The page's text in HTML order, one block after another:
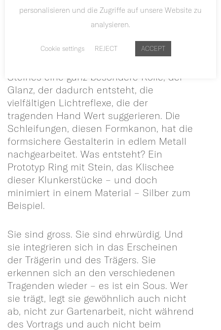
ganze Schönheit so und die Wölbung,
das runde berührt sachte und zart die
Steines eine ganz besondere Rolle, der
Glanz, der dadurch entsteht, die
vielfältigen Lichtreflexe, die der
tragenden Hand Wert suggerieren. Die
Schleifungen, diesen Formkanon, hat die
formsichere Gestalterin in edlem Metall
nachgearbeitet. Was entsteht? Ein
Prototyp Ring mit Stein, das Klischee
dieser Klunkerstücke – und doch
minimiert in einem Material – Silber zum
Beispiel.
Sie sind gross. Sie sind ehrwürdig. Und
sie integrieren sich in das Erscheinen
der Trägerin und des Trägers. Sie
erkennen sich an den verschiedenen
Tragenden wieder – es ist ein Sous. Wer
sie trägt, legt sie gewöhnlich auch nicht
ab, nicht zur Gartenarbeit, nicht während
des Vortrags und auch nicht beim
personalisieren und die Zugriffe auf unsere Website zu
analysieren.
Cookie settings REJECT ACCEPT